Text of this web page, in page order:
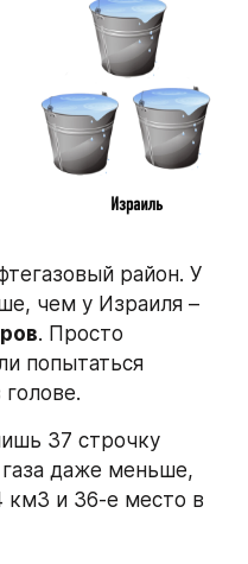
район. У
. Просто
попытаться
37 строчку
газа даже меньше,
км3 и 36-е место в